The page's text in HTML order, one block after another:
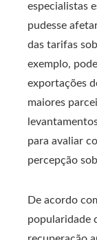
especialistas
pudesse
das tarifas
exemplo,
exportações
maiores
para avaliar
percepção
De acordo
popularidade